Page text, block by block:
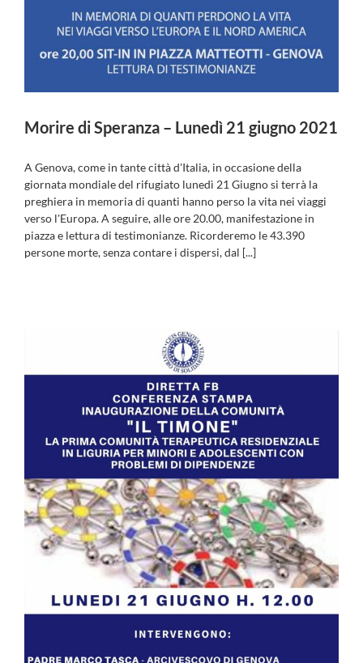
Morire di Speranza – Lunedì 21 giugno 2021
A Genova, come in tante città d'Italia, in occasione della
giornata mondiale del rifugiato lunedì 21 Giugno si terrà la
preghiera in memoria di quanti hanno perso la vita nei viaggi
verso l'Europa. A seguire, alle ore 20.00, manifestazione in
piazza e lettura di testimonianze. Ricorderemo le 43.390
persone morte, senza contare i dispersi, dal [...]